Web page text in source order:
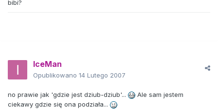
bibi?
IceMan
Opublikowano 14 Lutego 2007
no prawie jak 'gdzie jest dziub-dziub'...
Ale sam jestem
ciekawy gdzie się ona podziała...